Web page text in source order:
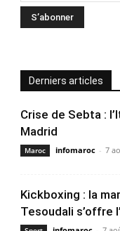
Derniers articles
Crise de Sebta :
Madrid
Maroc infomaroc - 7
Kickboxing : la
Tesoudali s’offre